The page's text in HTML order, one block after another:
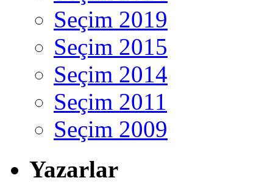
Seçim 2019
Seçim 2015
Seçim 2014
Seçim 2011
Seçim 2009
Yazarlar